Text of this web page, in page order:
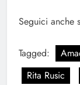
Seguici anche
Tagged:
Rita Rusic